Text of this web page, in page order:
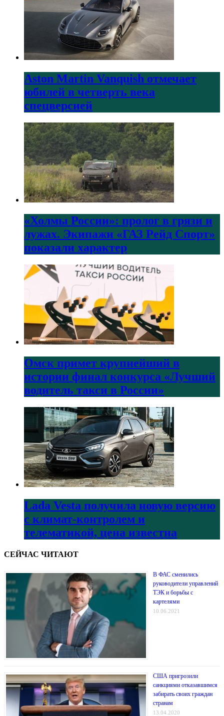
Aston Martin Vanquish отмечает
юбилей в четверть века
спецверсией
«Холмы России»: пролог в грязи и
лужах. Экипажи «ГАЗ Рейд Спорт»
показали характер
Омск примет крупнейший в
истории финал конкурса «Лучший
водитель такси в России»
Lada Vesta получила новую версию
с климат-контролем и
телематикой, цена известна
СЕЙЧАС ЧИТАЮТ
В ФАС сменились
руководители управлений
ТЭК и борьбы с
картелями
10.06.2021
США пригрозили
санкциями отказавшимся
забирать своих граждан
странам
13.04.2020